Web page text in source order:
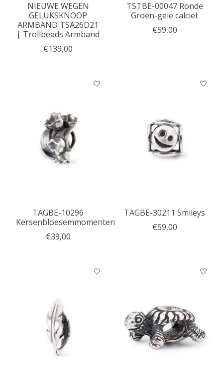
NIEUWE WEGEN
GELUKSKNOOP
ARMBAND TSA26D21
| Trollbeads Armband
€139,00
TSTBE-00047 Ronde
Groen-gele calciet
€59,00
TAGBE-10296
Kersenbloesemmomenten
€39,00
TAGBE-30211 Smileys
€59,00